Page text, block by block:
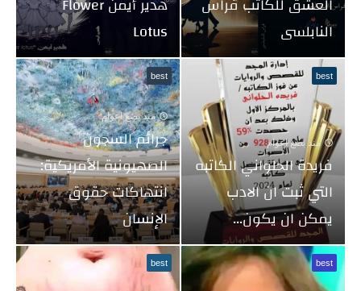
العشق للكاتب فراس
النابلسى
هدير أيمن Flower
Lotus
best
منذ بضع اعوام
فريدة الحلواني الكاتبه
التي ثبت ان الادب
يمكن ان يكون...
best
منذ بضع اعوام
جرائم السجون
الصهيونية الأمريكية:
انتهاكات حقوق
الإنسان
best
best